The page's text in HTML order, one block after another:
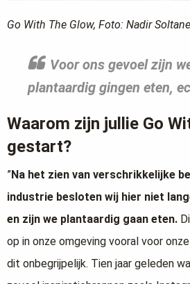
Go With The Glow, Foto: Nadir Soltane
Voor ons gevoel zijn
plantaardig gingen eten,
Waarom zijn jullie Go
gestart?
”Na het zien van verschrikkelijke
industrie besloten wij hier niet
en zijn we plantaardig gaan eten.
op in onze omgeving vooral voor
dit onbegrijpelijk. Tien jaar geleden